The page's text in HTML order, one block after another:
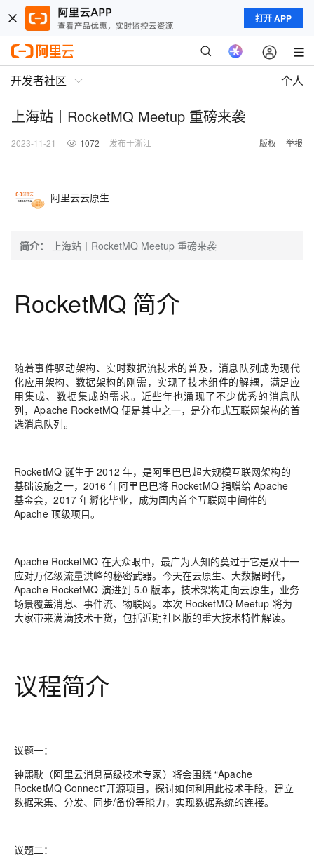
打开 APP
开发者社区 个人
上海站丨RocketMQ Meetup 重磅来袭
2023-11-21 1072 发布于浙江 版权 举报
阿里云云原生
简介： 上海站丨RocketMQ Meetup 重磅来袭
RocketMQ 简介
随着事件驱动架构、实时数据流技术的普及，消息队列成为现代
化应用架构、数据架构的刚需，实现了技术组件的解耦，满足应
用集成、数据集成的需求。近些年也涌现了不少优秀的消息队
列，Apache RocketMQ 便是其中之一，是分布式互联网架构的首
选消息队列。
RocketMQ 诞生于 2012 年，是阿里巴巴超大规模互联网架构的
基础设施之一，2016 年阿里巴巴将 RocketMQ 捐赠给 Apache
基金会，2017 年孵化毕业，成为国内首个互联网中间件的
Apache 顶级项目。
Apache RocketMQ 在大众眼中，最广为人知的莫过于它是双十一
应对万亿级流量洪峰的秘密武器。今天在云原生、大数据时代，
Apache RocketMQ 演进到 5.0 版本，技术架构走向云原生，业务
场景覆盖消息、事件流、物联网。本次 RocketMQ Meetup 将为
大家带来满满技术干货，包括近期社区版的重大技术特性解读。
议程简介
议题一：
钟熙耿（阿里云消息高级技术专家）将会围绕 “Apache
RocketMQ Connect”开源项目，探讨如何利用此技术手段，建立
数据采集、分发、同步/备份等能力，实现数据系统的连接。
议题二：